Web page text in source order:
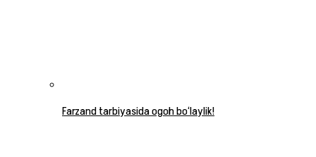
Farzand tarbiyasida ogoh bo‘laylik!